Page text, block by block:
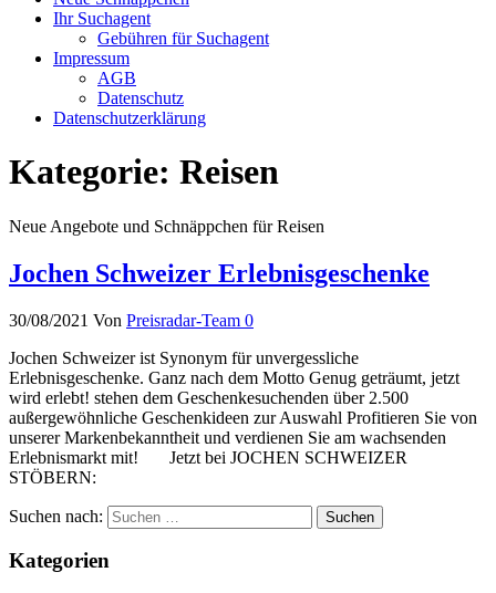
Ihr Suchagent
Gebühren für Suchagent
Impressum
AGB
Datenschutz
Datenschutzerklärung
Kategorie: Reisen
Neue Angebote und Schnäppchen für Reisen
Jochen Schweizer Erlebnisgeschenke
30/08/2021 Von Preisradar-Team 0
Jochen Schweizer ist Synonym für unvergessliche
Erlebnisgeschenke. Ganz nach dem Motto Genug geträumt, jetzt
wird erlebt! stehen dem Geschenkesuchenden über 2.500
außergewöhnliche Geschenkideen zur Auswahl Profitieren Sie von
unserer Markenbekanntheit und verdienen Sie am wachsenden
Erlebnismarkt mit! Jetzt bei JOCHEN SCHWEIZER
STÖBERN:
Suchen nach:
Kategorien